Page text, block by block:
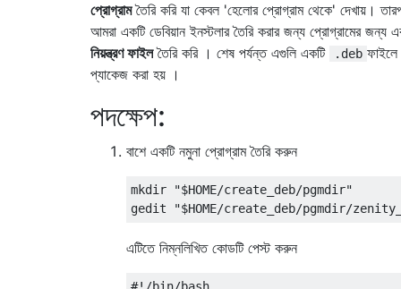
প্রোগ্রামতৈরি করি যা কেবল 'হেলোর প্রোগ্রাম থেকে' দেখায়।
আমরা একটি ডেবিয়ান ইনস্টলার তৈরি করার জন্য প্রোগ্রামের জন্য
নিয়ন্ত্রণ ফাইলতৈরি করি । শেষ পর্যন্ত এগুলি একটি .deb ফাইলে
প্যাকেজ করা হয় ।
পদক্ষেপ:
বাশে একটি নমুনা প্রোগ্রাম তৈরি করুন
mkdir "$HOME/create_deb/pgmdir"
এটিতে নিম্নলিখিত কোডটি পেস্ট করুন
#!/bin/bash